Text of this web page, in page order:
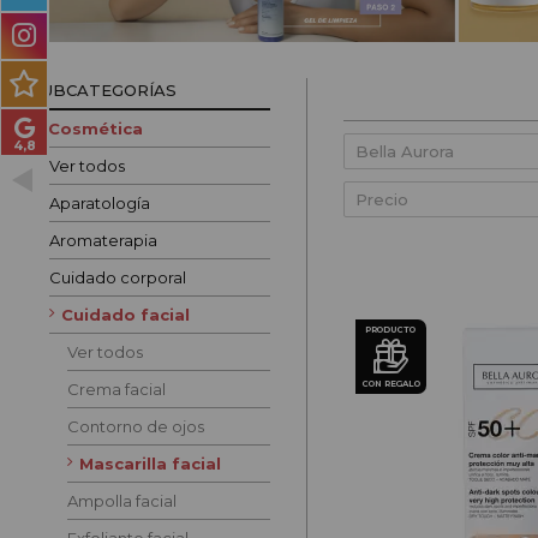
PRODUCTOS PARA
HOMBRES
MÉTODO CURLY
PACKS DE REGALO
OUTLET
BLOG
SUBCATEGORÍAS
Cosmética
Ver todos
Aparatología
Aromaterapia
Cuidado corporal
Cuidado facial
Ver todos
Crema facial
Contorno de ojos
Mascarilla facial
Ampolla facial
Precio
PRODUCTO
CON REGALO